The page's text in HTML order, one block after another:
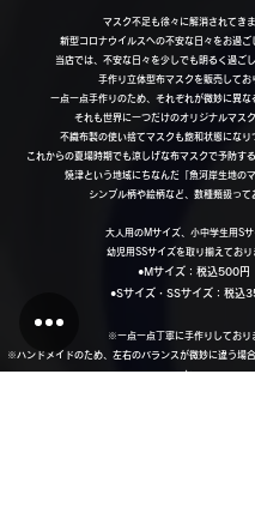
マスク不足も徐々に解消されてきま
新型コロナウイルスへの不安な日々をお過ご
当店では、不安な日々を少しでも明るく過ご
手作り立体型布マスクを販売してお
一点一点手作りのため、それぞれが微妙に異な
それも世界に一つだけのオリジナルマスク
不織布製の使い捨てマスクも飽和状態になり
これからの夏場時期でも涼しげな布マスクで予防す
焼津という地域にちなんだ「魚河岸生地のマ
シンプル柄や絵柄など、数種類扱って
大人用のMサイズ、小中学生用Sサ
幼児用SSサイズを取り揃えており
●Mサイズ：税込500円
●Sサイズ・SSサイズ：税込
※一点一点丁寧に手作りしており
※ハンドメイドのため、左右のバランスが微妙に違う場
い。